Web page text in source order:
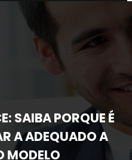
SAIBA PORQUE É
A ADEQUADO A
MODELO